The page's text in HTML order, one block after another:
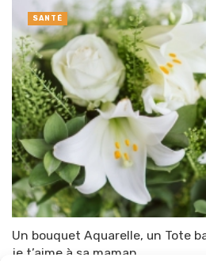
Un bouquet Aquarelle, un Tote
je t’aime à sa maman
SANTÉ